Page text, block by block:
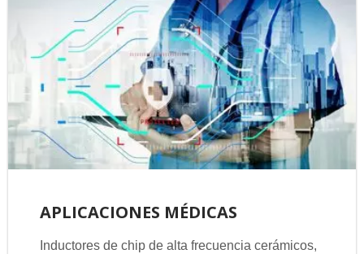
APLICACIONES MÉDICAS
Inductores de chip de alta frecuencia cerámicos,